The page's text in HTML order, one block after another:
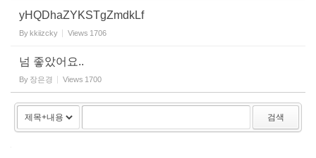
yHQDhaZYKSTgZmdkLf
Bykkiizcky Views 1706
넘 좋았어요..
By 장은경 Views 1700
검색